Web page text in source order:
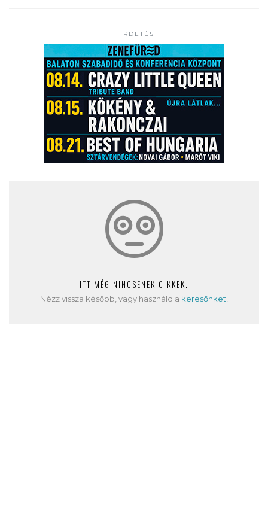
HIRDETÉS
ITT MÉG NINCSENEK CIKKEK.
Nézz vissza később, vagy használd a keresőnket!